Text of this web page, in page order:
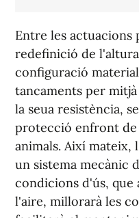
Entre les actuacions
redefinició de
configuració
tancaments per
la seua resistència,
protecció enfront de
animals. Així mateix,
un sistema mecànic
condicions d'ús, que
l'aire, millorarà les